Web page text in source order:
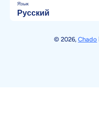
Язык
Русский
© 2026, Chado